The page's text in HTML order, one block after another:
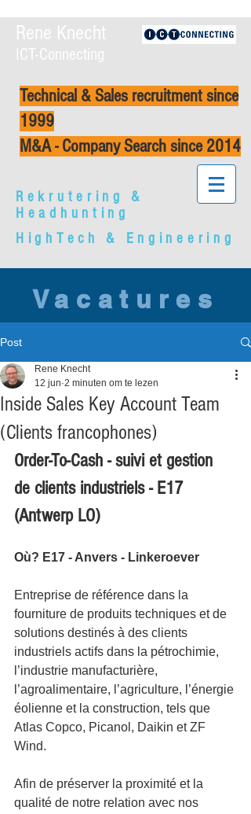
Rene Knecht
ICT-Connecting
Technical & Sales recruitment since
1999
M&A - Company Search since 2014
Rekrutering &
Headhunting
HighTech & Engineering
Vacatures
Post
Inside Sales Key Account Team
(Clients francophones)
Rene Knecht
12 jun 2 minuten om te lezen
Order-To-Cash - suivi et gestion
de clients industriels - E17
(Antwerp LO)
Où? E17 - Anvers - Linkeroever
Entreprise de référence dans la
fourniture de produits techniques et de
solutions destinés à des clients
industriels actifs dans la pétrochimie,
l’industrie manufacturière,
l’agroalimentaire, l’agriculture, l’énergie
éolienne et la construction, tels que
Atlas Copco, Picanol, Daikin et ZF
Wind.
Afin de préserver la proximité et la
qualité de notre relation avec nos